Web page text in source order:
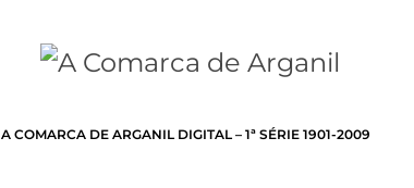
A COMARCA DE ARGANIL DIGITAL – 1ª SÉRIE 1901-2009